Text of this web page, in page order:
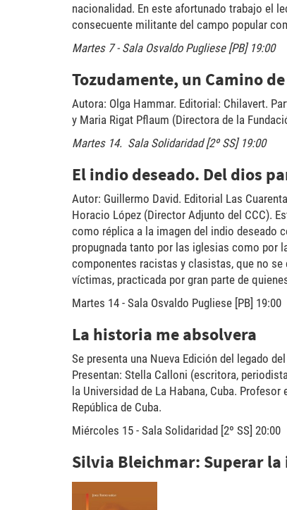
nacionalidad. En este afortunado trabajo el
consecuente militante del campo popular
Martes 7 - Sala Osvaldo Pugliese [PB] 19:00
Tozudamente, un Camino
Autora: Olga Hammar. Editorial: Chilavert.
y Maria Rigat Pflaum (Directora de la
Martes 14. Sala Solidaridad [2º SS] 19:00
El indio deseado. Del dios
Autor: Guillermo David. Editorial Las
Horacio López (Director Adjunto del CCC).
como réplica a la imagen del indio deseado
propugnada tanto por las iglesias como por
componentes racistas y clasistas, que no
víctimas, practicada por gran parte de
Martes 14 - Sala Osvaldo Pugliese [PB] 19:00
La historia me absolvera
Se presenta una Nueva Edición del legado
Presentan: Stella Calloni (escritora,
la Universidad de La Habana, Cuba.
República de Cuba.
Miércoles 15 - Sala Solidaridad [2º SS] 20:00
Silvia Bleichmar: Superar